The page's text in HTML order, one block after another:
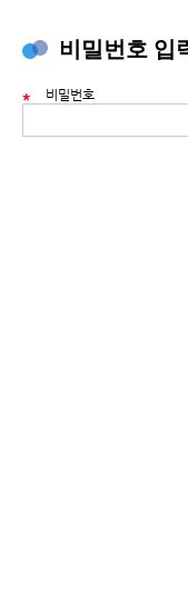
비밀번호 입
비밀번호